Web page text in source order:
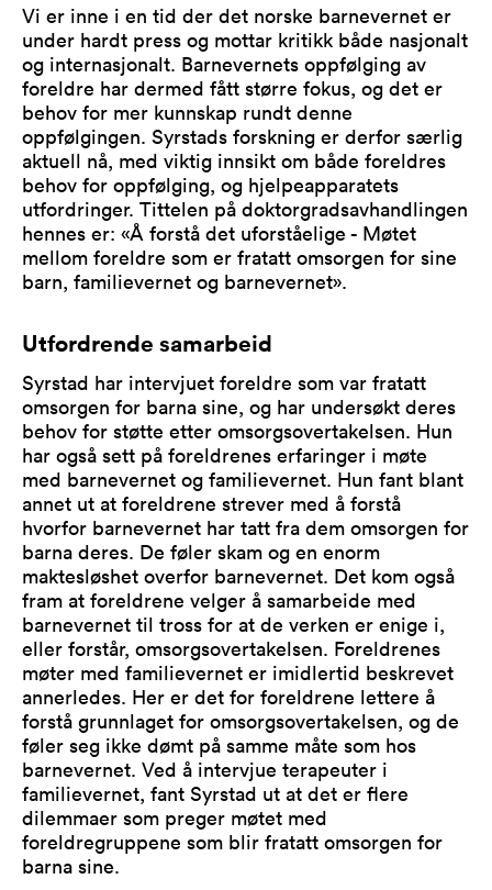
Vi er inne i en tid der det norske barnevernet er
under hardt press og mottar kritikk både nasjonalt
og internasjonalt. Barnevernets oppfølging av
foreldre har dermed fått større fokus, og det er
behov for mer kunnskap rundt denne
oppfølgingen. Syrstads forskning er derfor særlig
aktuell nå, med viktig innsikt om både foreldres
behov for oppfølging, og hjelpeapparatets
utfordringer. Tittelen på doktorgradsavhandlingen
hennes er: «Å forstå det uforståelige - Møtet
mellom foreldre som er fratatt omsorgen for sine
barn, familievernet og barnevernet».
Utfordrende samarbeid
Syrstad har intervjuet foreldre som var fratatt
omsorgen for barna sine, og har undersøkt deres
behov for støtte etter omsorgsovertakelsen. Hun
har også sett på foreldrenes erfaringer i møte
med barnevernet og familievernet. Hun fant blant
annet ut at foreldrene strever med å forstå
hvorfor barnevernet har tatt fra dem omsorgen for
barna deres. De føler skam og en enorm
maktesløshet overfor barnevernet. Det kom også
fram at foreldrene velger å samarbeide med
barnevernet til tross for at de verken er enige i,
eller forstår, omsorgsovertakelsen. Foreldrenes
møter med familievernet er imidlertid beskrevet
annerledes. Her er det for foreldrene lettere å
forstå grunnlaget for omsorgsovertakelsen, og de
føler seg ikke dømt på samme måte som hos
barnevernet. Ved å intervjue terapeuter i
familievernet, fant Syrstad ut at det er flere
dilemmaer som preger møtet med
foreldregruppene som blir fratatt omsorgen for
barna sine.